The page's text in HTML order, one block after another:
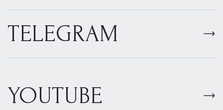
TELEGRAM
YOUTUBE